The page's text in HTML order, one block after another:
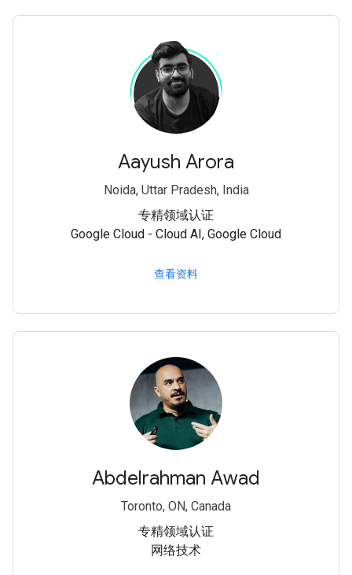
Aayush Arora
Noida, Uttar Pradesh, India
专精领域认证
Google Cloud - Cloud AI, Google Cloud
查看资料
Abdelrahman Awad
Toronto, ON, Canada
专精领域认证
网络技术